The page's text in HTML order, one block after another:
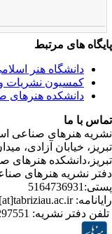
مرتبط
هنر اسلامی تبریز
نشریات وزارت
هنرهای صناعی
صناعی اسلامی
آزادی، میدان
هنرهای صناعی
نشریه:4135297551-98+